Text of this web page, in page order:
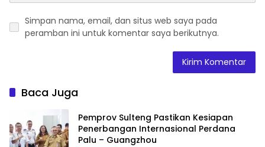
Simpan nama, email, dan situs web saya pada
peramban ini untuk komentar saya berikutnya.
Baca Juga
Pemprov Sulteng Pastikan Kesiapan
Penerbangan Internasional Perdana
Palu – Guangzhou